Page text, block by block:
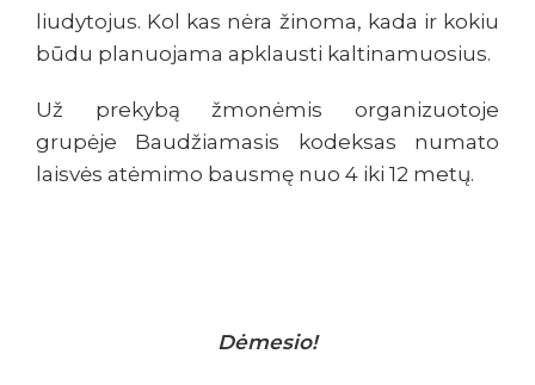
liudytojus. Kol kas nėra žinoma, kada ir kokiu
būdu planuojama apklausti kaltinamuosius.
Už prekybą žmonėmis organizuotoje
grupėje Baudžiamasis kodeksas numato
laisvės atėmimo bausmę nuo 4 iki 12 metų.
Dėmesio!